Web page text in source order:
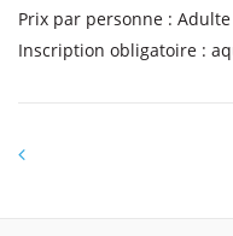
Prix par personne :
Inscription obligatoire :